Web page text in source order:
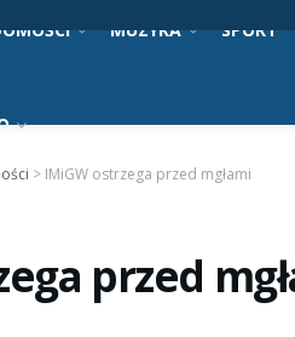
MUZYKA SPORT
> IMiGW ostrzega przed mgłami
przed